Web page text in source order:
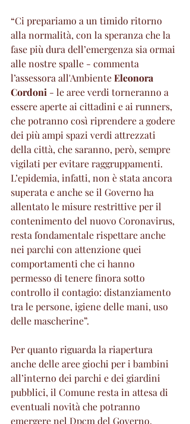
“Ci prepariamo a un timido ritorno
alla normalità, con la speranza che la
fase più dura dell’emergenza sia ormai
alle nostre spalle - commenta
l’assessora all'Ambiente Eleonora
Cordoni - le aree verdi torneranno a
essere aperte ai cittadini e ai runners,
che potranno così riprendere a godere
dei più ampi spazi verdi attrezzati
della città, che saranno, però, sempre
vigilati per evitare raggruppamenti.
L’epidemia, infatti, non è stata ancora
superata e anche se il Governo ha
allentato le misure restrittive per il
contenimento del nuovo Coronavirus,
resta fondamentale rispettare anche
nei parchi con attenzione quei
comportamenti che ci hanno
permesso di tenere finora sotto
controllo il contagio: distanziamento
tra le persone, igiene delle mani, uso
delle mascherine”.
Per quanto riguarda la riapertura
anche delle aree giochi per i bambini
all’interno dei parchi e dei giardini
pubblici, il Comune resta in attesa di
eventuali novità che potranno
emergere nel Dpcm del Governo,